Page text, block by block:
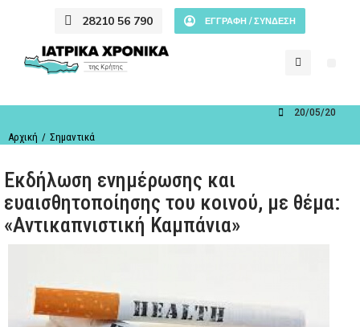
28210 56 790 ΕΓΓΡΑΦΗ / ΣΥΝΔΕΣΗ
You are here:
Αρχική Σημαντικά
20/05/2015
Eκδήλωση ενημέρωσης και
ευαισθητοποίησης του κοινού, με θέμα:
«Αντικαπνιστική Καμπάνια»